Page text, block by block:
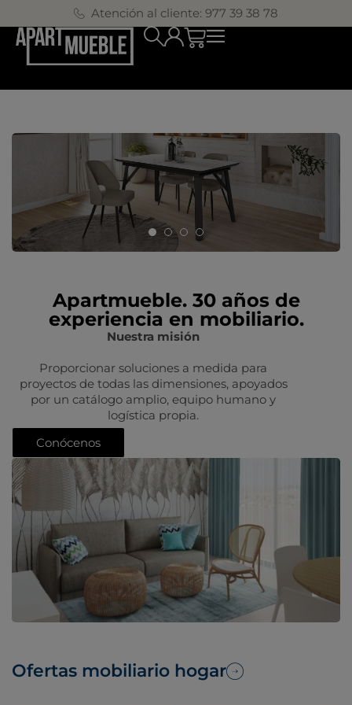
Atención al cliente: 977 39 38 78
Apartmueble. 30 años de
experiencia en mobiliario.
Nuestra misión
Proporcionar soluciones a medida para
proyectos de todas las dimensiones, apoyados
por un catálogo amplio, equipo humano y
logística propia.
Conócenos
Ofertas mobiliario hogar